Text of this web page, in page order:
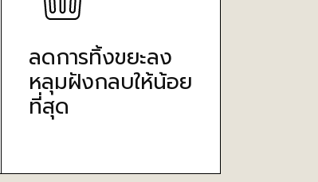
ลดการทิ้งขยะลง
หลุมฝังกลบให้น้อย
ที่สุด